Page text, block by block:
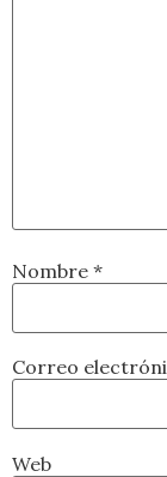
Nombre *
Correo
Web